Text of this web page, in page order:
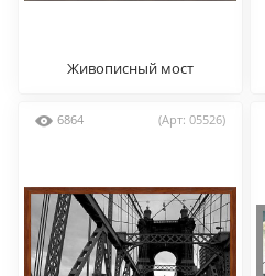
Живописный мост
6864 (Арт: 05526)